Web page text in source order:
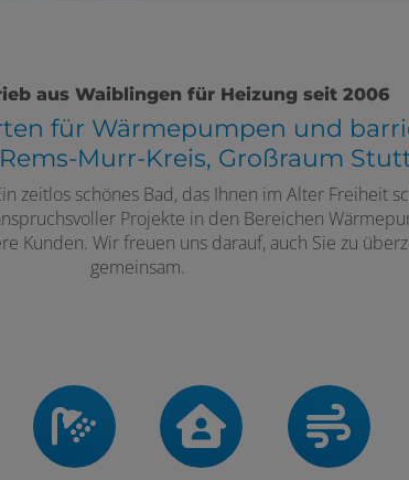
aus Waiblingen für Heizung seit 2006
für Wärmepumpen und
Murr-Kreis, Großraum
zeitlos schönes Bad, das Ihnen im Alter Freiheit
Projekte in den Bereichen
Kunden. Wir freuen uns darauf, auch Sie zu
gemeinsam.